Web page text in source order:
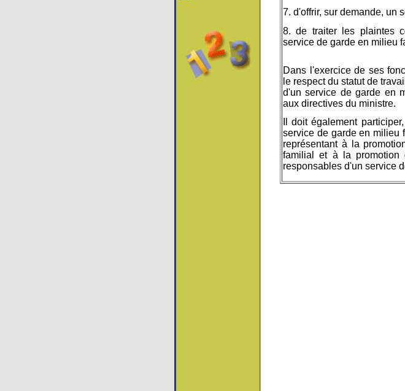
7. d'offrir, sur demande, un
8. de traiter les plaintes
service de garde en milieu
Dans l'exercice de ses
le respect du statut de
d'un service de garde en
aux directives du ministre.
Il doit également
service de garde en milieu
représentant à la
familial et à la promotion
responsables d'un service